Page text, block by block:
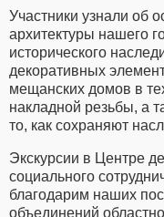
Участники узнали об
архитектуры нашего
исторического
декоративных
мещанских домов в
накладной резьбы, а
то, как сохраняют
Экскурсии в Центре
социального
благодарим наших
объединений